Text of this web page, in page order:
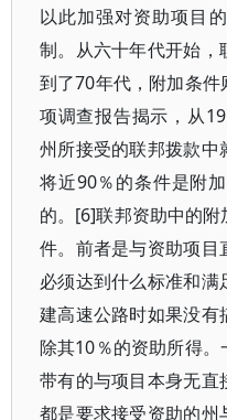
以此加强对资助项目
制。从六十年代开始，
到了70年代，附加条
项调查报告揭示，从
州所接受的联邦拨款中
将近90％的条件是附
的。[6]联邦资助中的
件。前者是与资助项
必须达到什么标准和
建高速公路时如果没有
除其10％的资助所得
带有的与项目本身无
都是要求接受资助的